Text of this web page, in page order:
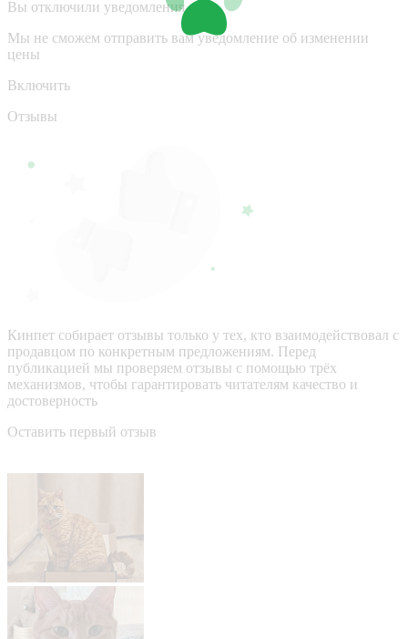
Вы отключили уведомления
Мы не сможем отправить вам уведомление об изменении
цены
Включить
Отзывы
Кинпет собирает отзывы только у тех, кто взаимодействовал с
продавцом по конкретным предложениям. Перед
публикацией мы проверяем отзывы с помощью трёх
механизмов, чтобы гарантировать читателям качество и
достоверность
Оставить первый отзыв